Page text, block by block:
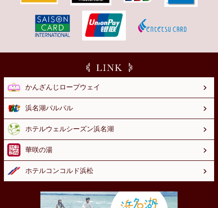
かんざんじロープウェイ
浜名湖パルパル
ホテルウェルシーズン浜名湖
華咲の湯
ホテルコンコルド浜松